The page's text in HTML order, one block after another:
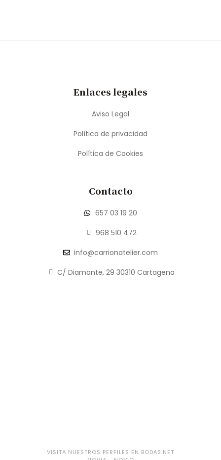
Enlaces legales
Aviso Legal
Política de privacidad
Política de Cookies
Contacto
657 03 19 20
968 510 472
info@carrionatelier.com
C/ Diamante, 29 30310 Cartagena
VISITA NUESTROS PERFILES EN BODAS.NET